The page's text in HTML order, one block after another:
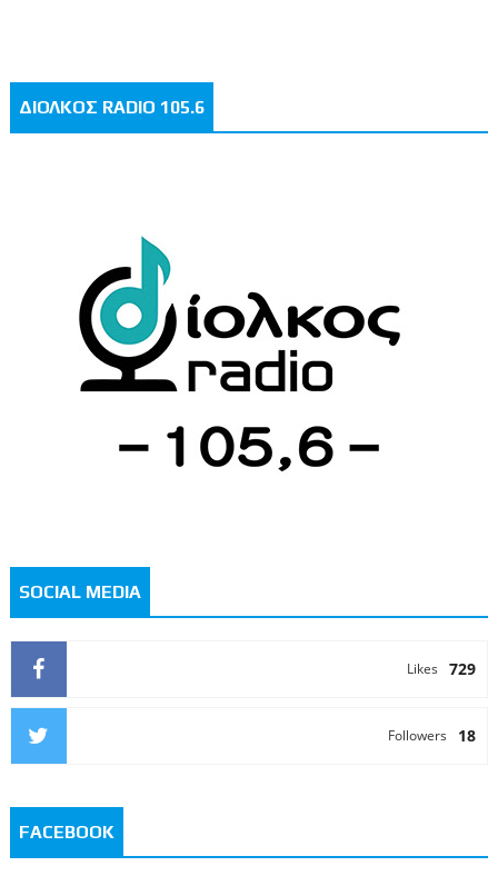
ΔΙΟΛΚΟΣ RADIO 105.6
SOCIAL MEDIA
729
Likes
18
Followers
FACEBOOK